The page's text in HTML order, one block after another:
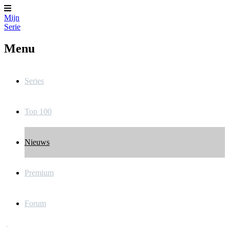
Mijn
Serie
Menu
Series
Top 100
Nieuws
Premium
Forum